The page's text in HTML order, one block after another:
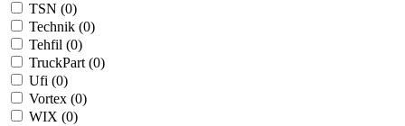
TSN (0)
Technik (0)
Tehfil (0)
TruckPart (0)
Ufi (0)
Vortex (0)
WIX (0)